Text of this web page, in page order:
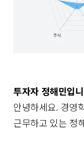
투자자 정해민입
안녕하세요. 경영
근무하고 있는 정